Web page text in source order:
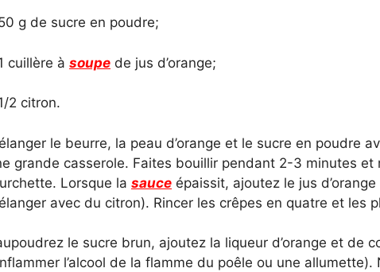
g de sucre en poudre;
cuillère à soupe de jus d’orange;
2 citron.
le beurre, la peau d’orange et le sucre en poudre
grande casserole. Faites bouillir pendant 2-3 minutes
Lorsque la sauce épaissit, ajoutez le jus
avec du citron). Rincer les crêpes en quatre et les
le sucre brun, ajoutez la liqueur d’orange et de
l’alcool de la flamme du poêle ou une